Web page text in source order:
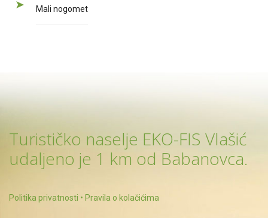
Mali nogomet
Turističko naselje EKO-FIS Vlašić
udaljeno je 1 km od Babanovca.
Politika privatnosti • Pravila o kolačićima